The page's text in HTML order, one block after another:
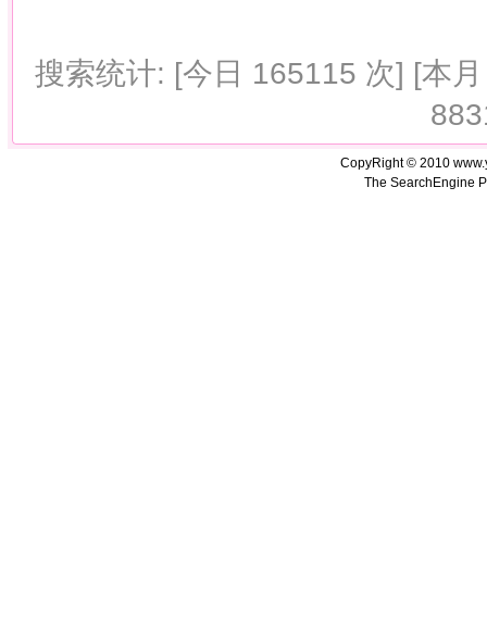
搜索统计: [今日 165115 次] [本
CopyRight © 2010
The SearchEngine